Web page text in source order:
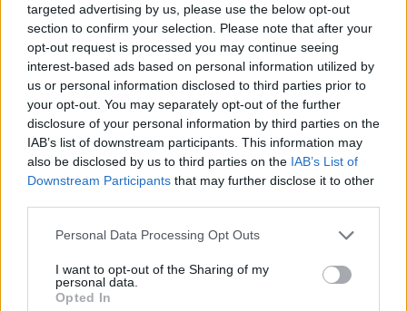
targeted advertising by us, please use the below opt-out
section to confirm your selection. Please note that after your
opt-out request is processed you may continue seeing
interest-based ads based on personal information utilized by
us or personal information disclosed to third parties prior to
your opt-out. You may separately opt-out of the further
disclosure of your personal information by third parties on the
IAB’s list of downstream participants. This information may
also be disclosed by us to third parties on the IAB’s List of
Downstream Participants that may further disclose it to other
Personal Data Processing Opt Outs
I want to opt-out of the Sharing of my
personal data.
Opted In
"A menedzsment ugyanakkor továbbra is meglehetosen
(talán túlzottan is) óvatos, Bogsch Erik vezérigazgató a
második félév vonatkozásában kiemelte a magas
bázisértéket és érdemben nem módosított éves
elorejelzésein. A piaci árbevétel- és eredményvárakozások
június környékén megindult óvatos javulása ennek ellenére
minden bizonnyal folytatódni fog, a gyorsjelentés
hozzájárulhat...
tartozik, melynek olvasása előfizetéses
regisztrációhoz kötött.